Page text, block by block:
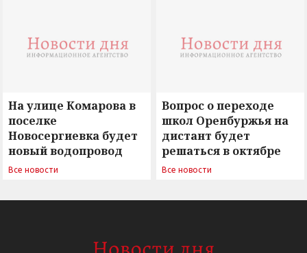
На улице Комарова в
поселке
Новосергиевка будет
новый водопровод
Все новости
Вопрос о переходе
школ Оренбуржья на
дистант будет
решаться в октябре
Все новости